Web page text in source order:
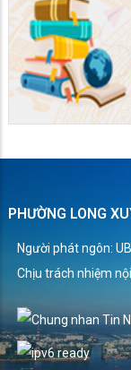
PHƯỜNG LONG
Người phát ngôn:
Chịu trách nhiệm